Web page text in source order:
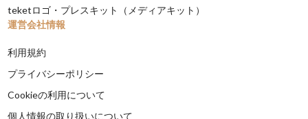
teketロゴ・プレスキット（メディアキット）
運営会社情報
利用規約
プライバシーポリシー
Cookieの利用について
個人情報の取り扱いについて